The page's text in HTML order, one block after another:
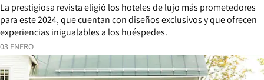
03 ENERO
La prestigiosa revista eligió los hoteles de lujo más prometedores
para este 2024, que cuentan con diseños exclusivos y que ofrecen
experiencias inigualables a los huéspedes.